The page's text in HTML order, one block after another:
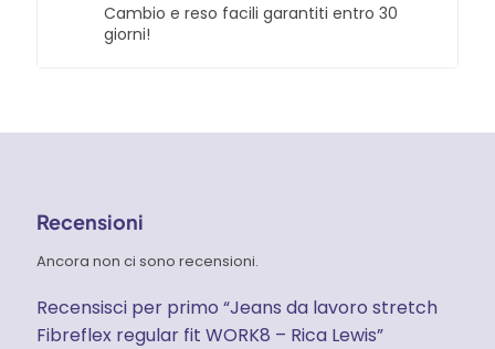
Cambio e reso facili garantiti entro 30
giorni!
Recensioni
Ancora non ci sono recensioni.
Recensisci per primo “Jeans da lavoro stretch
Fibreflex regular fit WORK8 – Rica Lewis”